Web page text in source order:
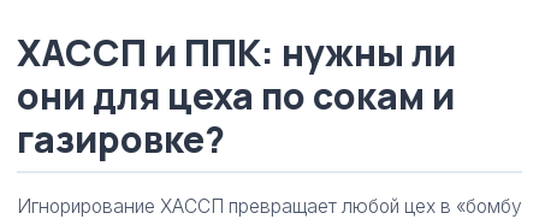
ХАССП и ППК: нужны ли
они для цеха по сокам и
газировке?
Игнорирование ХАССП превращает любой цех в «бомбу